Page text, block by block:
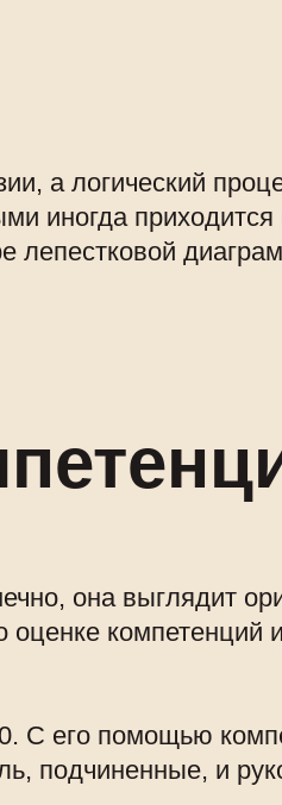
а логический
иногда приходится
лепестковой
она выглядит
компетенций
С его помощью
подчиненные, и